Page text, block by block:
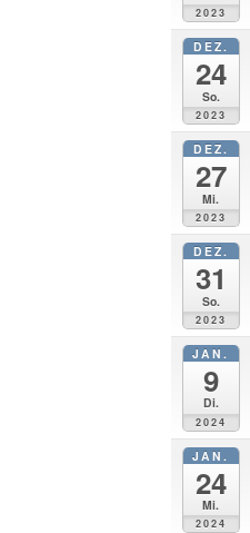
2023
DEZ.
24
So.
2023
DEZ.
27
Mi.
2023
DEZ.
31
So.
2023
JAN.
9
Di.
2024
JAN.
24
Mi.
2024